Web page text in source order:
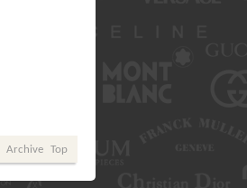
Archive Top